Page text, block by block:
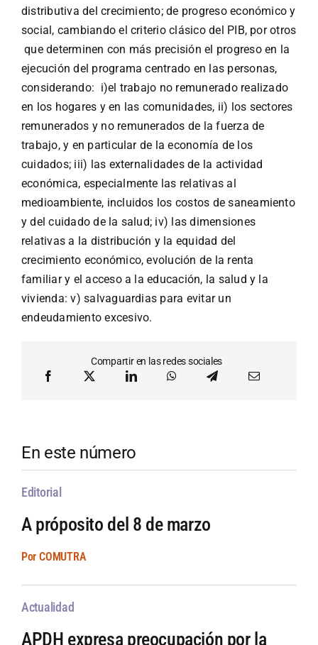
distributiva del crecimiento; de progreso económico y
social, cambiando el criterio clásico del PIB, por otros
que determinen con más precisión el progreso en la
ejecución del programa centrado en las personas,
considerando: i)el trabajo no remunerado realizado
en los hogares y en las comunidades, ii) los sectores
remunerados y no remunerados de la fuerza de
trabajo, y en particular de la economía de los
cuidados; iii) las externalidades de la actividad
económica, especialmente las relativas al
medioambiente, incluidos los costos de saneamiento
y del cuidado de la salud; iv) las dimensiones
relativas a la distribución y la equidad del
crecimiento económico, evolución de la renta
familiar y el acceso a la educación, la salud y la
vivienda: v) salvaguardias para evitar un
endeudamiento excesivo.
Compartir en las redes sociales
En este número
Editorial
A próposito del 8 de marzo
Por COMUTRA
Actualidad
APDH expresa preocupación por la